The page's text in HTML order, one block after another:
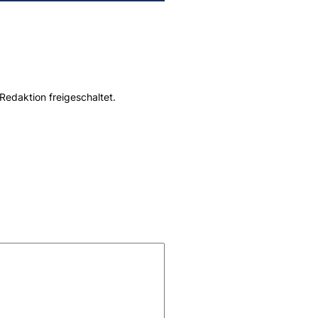
freigeschaltet.